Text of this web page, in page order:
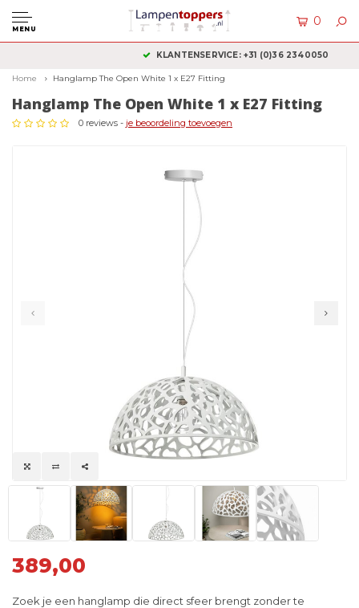
MENU
0
KLANTENSERVICE: +31 (0)36 2340050
Home Hanglamp The Open White 1 x E27 Fitting
Hanglamp The Open White 1 x E27 Fitting
0 reviews - je beoordeling toevoegen
389,00
Zoek je een hanglamp die direct sfeer brengt zonder te